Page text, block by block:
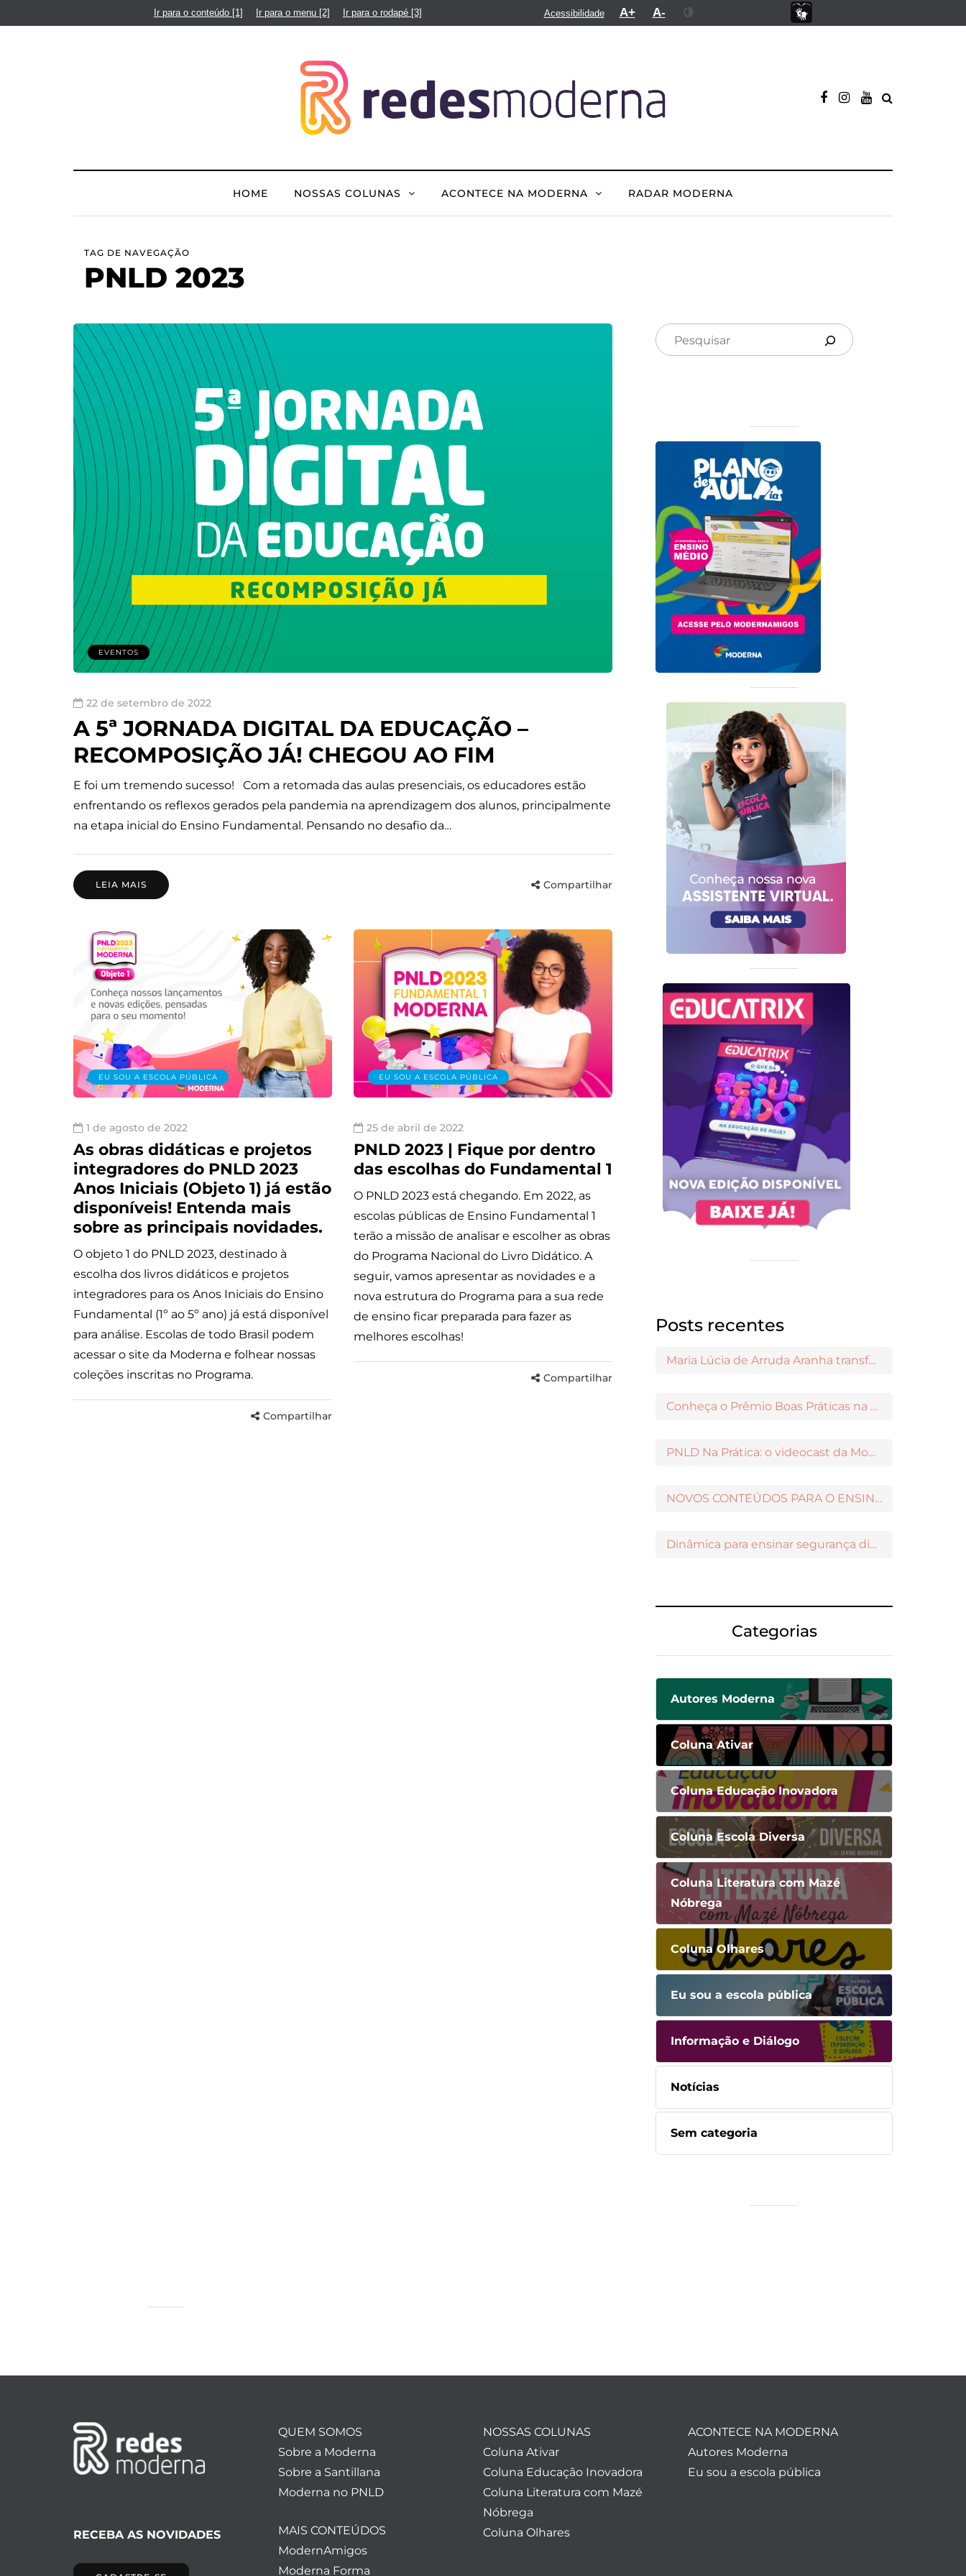
Ir para o conteúdo [1] Ir para o menu [2] Ir para o rodapé [3] Acessibilidade A+ A-
HOME NOSSAS COLUNAS ACONTECE NA MODERNA RADAR MODERNA
TAG DE NAVEGAÇÃO
PNLD 2023
EVENTOS
22 de setembro de 2022
A 5ª JORNADA DIGITAL DA EDUCAÇÃO –
RECOMPOSIÇÃO JÁ! CHEGOU AO FIM
E foi um tremendo sucesso! Com a retomada das aulas presenciais, os educadores estão
enfrentando os reflexos gerados pela pandemia na aprendizagem dos alunos, principalmente
na etapa inicial do Ensino Fundamental. Pensando no desafio da…
LEIA MAIS Compartilhar
EU SOU A ESCOLA PÚBLICA
1 de agosto de 2022
As obras didáticas e projetos
integradores do PNLD 2023
Anos Iniciais (Objeto 1) já estão
disponíveis! Entenda mais
sobre as principais novidades.
O objeto 1 do PNLD 2023, destinado à
escolha dos livros didáticos e projetos
integradores para os Anos Iniciais do Ensino
Fundamental (1º ao 5º ano) já está disponível
para análise. Escolas de todo Brasil podem
acessar o site da Moderna e folhear nossas
coleções inscritas no Programa.
Compartilhar
EU SOU A ESCOLA PÚBLICA
25 de abril de 2022
PNLD 2023 | Fique por dentro
das escolhas do Fundamental 1
O PNLD 2023 está chegando. Em 2022, as
escolas públicas de Ensino Fundamental 1
terão a missão de analisar e escolher as obras
do Programa Nacional do Livro Didático. A
seguir, vamos apresentar as novidades e a
nova estrutura do Programa para a sua rede
de ensino ficar preparada para fazer as
melhores escolhas!
Compartilhar
Posts recentes
Maria Lúcia de Arruda Aranha transformou o ensino de Filosofia no Brasil
Conheça o Prêmio Boas Práticas na Escola
PNLD Na Prática: o videocast da Moderna para apoiar a escolha das obras aprovadas
NOVOS CONTEÚDOS PARA O ENSINO MÉDIO DISPONÍVEIS NO MODERNAMIGOS
Dinâmica para ensinar segurança digital nos Anos Iniciais
Categorias
Autores Moderna
Coluna Ativar
Coluna Educação Inovadora
Coluna Escola Diversa
Coluna Literatura com Mazé
Nóbrega
Coluna Olhares
Eu sou a escola pública
Informação e Diálogo
Notícias
Sem categoria
RECEBA AS NOVIDADES
QUEM SOMOS
Sobre a Moderna
Sobre a Santillana
Moderna no PNLD
MAIS CONTEÚDOS
ModernAmigos
Moderna Forma
NOSSAS COLUNAS
Coluna Ativar
Coluna Educação Inovadora
Coluna Literatura com Mazé
Nóbrega
Coluna Olhares
ACONTECE NA MODERNA
Autores Moderna
Eu sou a escola pública